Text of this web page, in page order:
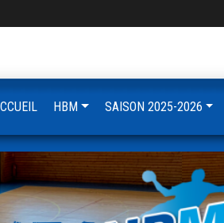
HBM SAISON 2025-2026